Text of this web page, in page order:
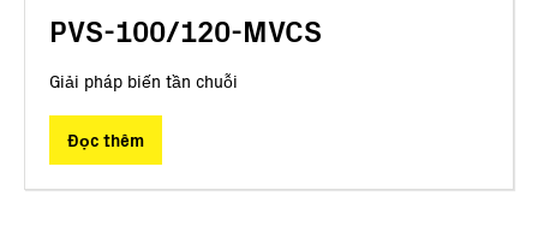
PVS-100/120-MVCS
Giải pháp biến tần chuỗi
Đọc thêm